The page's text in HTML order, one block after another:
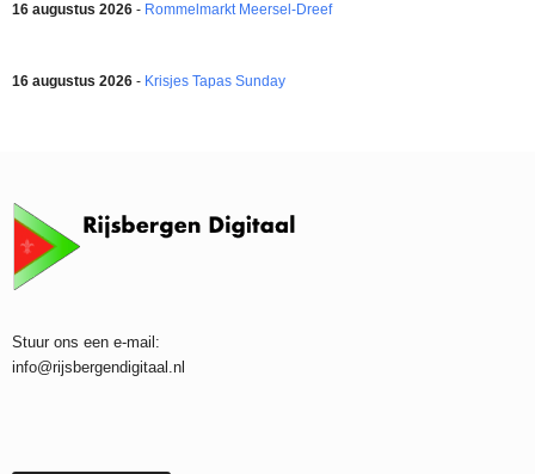
16 augustus 2026 - Rommelmarkt Meersel-Dreef
16 augustus 2026 - Krisjes Tapas Sunday
Stuur ons een e-mail:
info@rijsbergendigitaal.nl